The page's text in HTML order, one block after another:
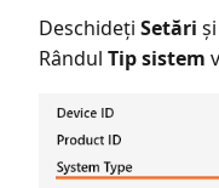
Deschideți Setări
Rândul Tip sistem